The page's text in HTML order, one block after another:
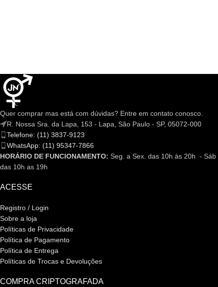
Quer comprar mas está com dúvidas? Entre em contato conosco.
R. Nossa Sra. da Lapa, 153 - Lapa, São Paulo - SP, 05072-000
Telefone: (11) 3837-9123
WhatsApp: (11) 95347-7866
HORÁRIO DE FUNCIONAMENTO: Seg. a Sex. das 10h às 20h - Sáb
das 10h as 19h
ACESSE
Registro / Login
Sobre a loja
Políticas de Privacidade
Política de Pagamento
Política de Entrega
Políticas de Trocas e Devoluções
COMPRA CRIPTOGRAFADA